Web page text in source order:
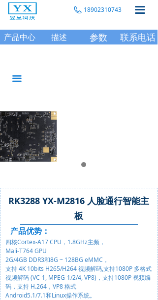
18902310743 끀
끀
RK3288 YX-M2816 人脸通行智能主
板
四核Cortex-A17 CPU，1.8GHz主频，
Mali-T764 GPU
2G/4GB DDR3和8G ~ 128BG eMMC，
支持 4K 10bits H265/H264 视频解码,支持1080P 多格式
视频解码 (VC-1, MPEG-1/2/4, VP8)，支持1080P 视频编
码，支持 H.264，VP8 格式
Android5.1/7.1和Linux操作系统。
产品优势 ：
联系电话
参数
描述
产品中心